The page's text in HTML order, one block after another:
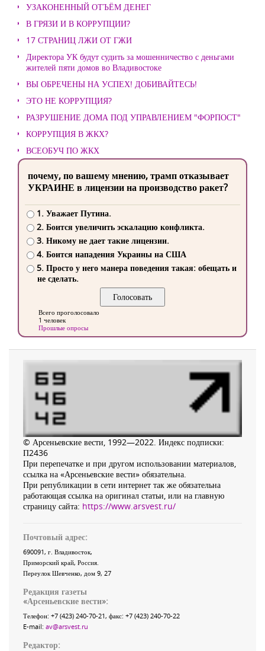
УЗАКОНЕННЫЙ ОТЪЁМ ДЕНЕГ
В ГРЯЗИ И В КОРРУПЦИИ?
17 СТРАНИЦ ЛЖИ ОТ ГЖИ
Директора УК будут судить за мошенничество с деньгами
жителей пяти домов во Владивостоке
ВЫ ОБРЕЧЕНЫ НА УСПЕХ! ДОБИВАЙТЕСЬ!
ЭТО НЕ КОРРУПЦИЯ?
РАЗРУШЕНИЕ ДОМА ПОД УПРАВЛЕНИЕМ "ФОРПОСТ"
КОРРУПЦИЯ В ЖКХ?
ВСЕОБУЧ ПО ЖКХ
почему, по вашему мнению, трамп отказывает
УКРАИНЕ в лицензии на производство ракет?
1. Уважает Путина.
2. Боится увеличить эскалацию конфликта.
3. Никому не дает такие лицензии.
4. Боится нападения Украины на США
5. Просто у него манера поведения такая: обещать и
не сделать.
Всего проголосовало
1 человек
Прошлые опросы
© Арсеньевские вести, 1992—2022. Индекс подписки:
П2436
При перепечатке и при другом использовании материалов,
ссылка на «Арсеньевские вести» обязательна.
При републикации в сети интернет так же обязательна
работающая ссылка на оригинал статьи, или на главную
страницу сайта: https://www.arsvest.ru/
Почтовый адрес:
690091, г. Владивосток,
Приморский край, Россия.
Переулок Шевченко, дом 9, 27
Редакция газеты
«Арсеньевские вести»:
Телефон: +7 (423) 240-70-21, факс: +7 (423) 240-70-22
E-mail: av@arsvest.ru
Редактор: